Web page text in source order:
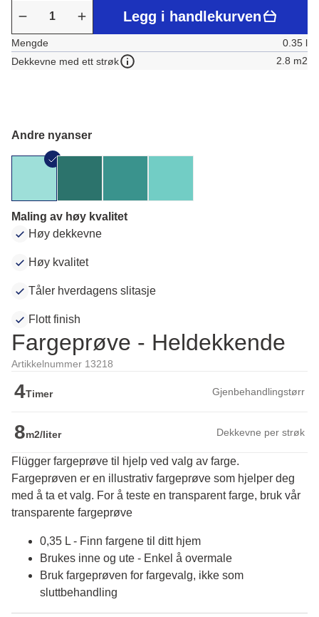
Legg i handlekurven
Mengde
0.35 l
Dekkevne med ett strøk
2.8 m2
Andre nyanser
Maling av høy kvalitet
Høy dekkevne
Høy kvalitet
Tåler hverdagens slitasje
Flott finish
Fargeprøve - Heldekkende
Artikkelnummer 13218
4Timer Gjenbehandlingstørr
8m2/liter Dekkevne per strøk
Flügger fargeprøve til hjelp ved valg av farge.
Fargeprøven er en illustrativ fargeprøve som hjelper deg
med å ta et valg. For å teste en transparent farge, bruk vår
transparente fargeprøve
0,35 L - Finn fargene til ditt hjem
Brukes inne og ute - Enkel å overmale
Bruk fargeprøven for fargevalg, ikke som
sluttbehandling